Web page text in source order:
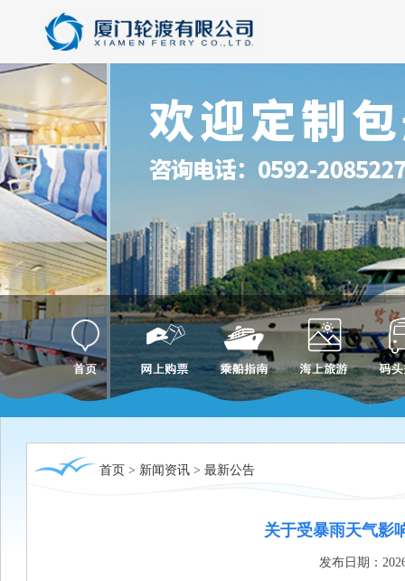
首页 > 新闻资讯 > 最新公告
关于受暴雨天气影
发布日期：